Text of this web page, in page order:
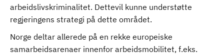
arbeidslivskriminalitet. Dettevil kunne understøtte
regjeringens strategi på dette området.
Norge deltar allerede på en rekke europeiske
samarbeidsarenaer innenfor arbeidsmobilitet, f.eks.